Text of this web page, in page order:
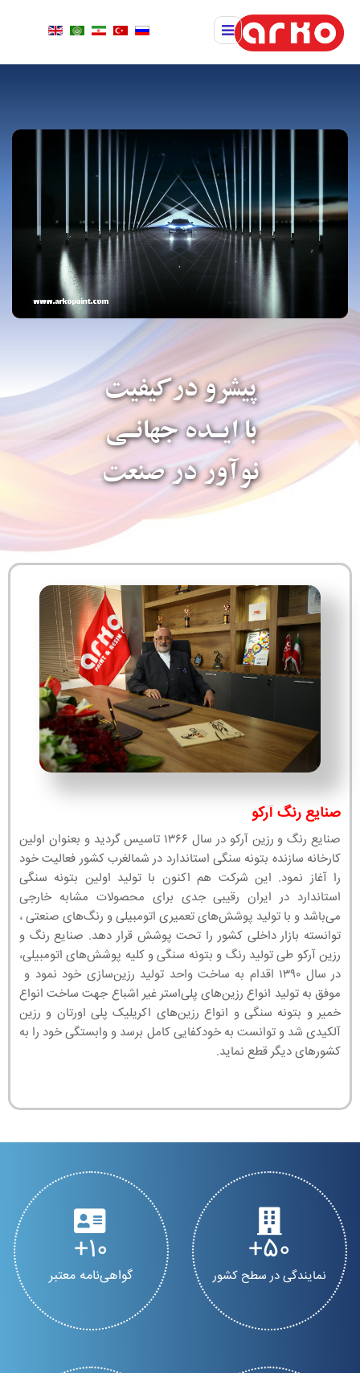
پیشرو درکیفیت
با ایـده جهانـی
نوآور در صنعت
صنایع رنگ آرکو
صنایع رنگ و رزین آرکو در سال ۱۳۶۶ تاسیس گردید و بعنوان اولین
کارخانه سازنده بتونه سنگی استاندارد در شمالغرب کشور فعالیت خود
را آغاز نمود. این شرکت هم اکنون با تولید اولین بتونه سنگی
استاندارد در ایران رقیبی جدی برای محصولات مشابه خارجی
می‌باشد و با تولید پوشش‌های تعمیری اتومبیلی و رنگ‌های صنعتی ،
توانسته بازار داخلی کشور را تحت پوشش قرار دهد. صنایع رنگ و
رزین آرکو طی تولید رنگ و بتونه سنگی و کلیه پوشش‌های اتومبیلی،
در سال ۱۳۹۰ اقدام به ساخت واحد تولید رزین‌سازی خود نمود و
موفق به تولید انواع رزین‌های پلی‌استر غیر اشباع جهت ساخت انواع
خمیر و بتونه سنگی و انواع رزین‌های اکریلیک پلی اورتان و رزین
آلکیدی شد و توانست به خودکفایی کامل برسد و وابستگی خود را به
کشورهای دیگر قطع نماید.
50
نمایندگی در سطح کشور
10
گواهی‌نامه معتبر